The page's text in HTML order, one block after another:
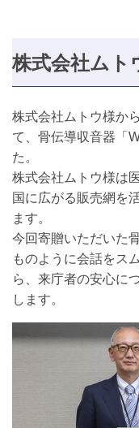
株式会社ムト
株式会社ムトウ様か
て、骨伝導収音器「
た。
株式会社ムトウ様は
国に広がる販売網を
ます。
今回寄贈いただいた
ものように会話をス
ら、来庁者の安心に
します。